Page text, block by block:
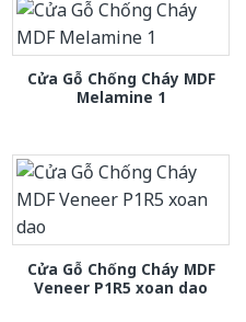
Cửa Gỗ Chống Cháy MDF
Melamine 1
Cửa Gỗ Chống Cháy MDF
Veneer P1R5 xoan dao